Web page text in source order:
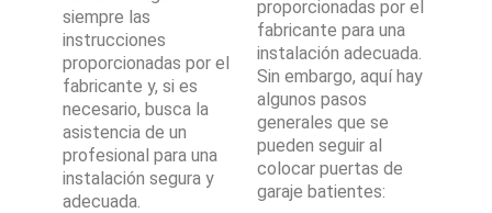
siempre las
instrucciones
proporcionadas por el
fabricante y, si es
necesario, busca la
asistencia de un
profesional para una
instalación segura y
adecuada.
proporcionadas por el
fabricante para una
instalación adecuada.
Sin embargo, aquí hay
algunos pasos
generales que se
pueden seguir al
colocar puertas de
garaje batientes: